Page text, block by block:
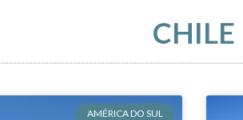
CHILE
AMÉRICA DO SUL